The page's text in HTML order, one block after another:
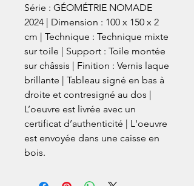
Série : GÉOMÉTRIE NOMADE
2024 | Dimension : 100 x 150 x 2
cm | Technique : Technique mixte
sur toile | Support : Toile montée
sur châssis | Finition : Vernis laque
brillante | Tableau signé en bas à
droite et contresigné au dos |
L’oeuvre est livrée avec un
certificat d’authenticité | L'oeuvre
est envoyée dans une caisse en
bois.